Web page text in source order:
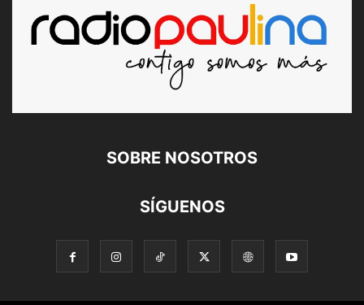
SOBRE NOSOTROS
SÍGUENOS